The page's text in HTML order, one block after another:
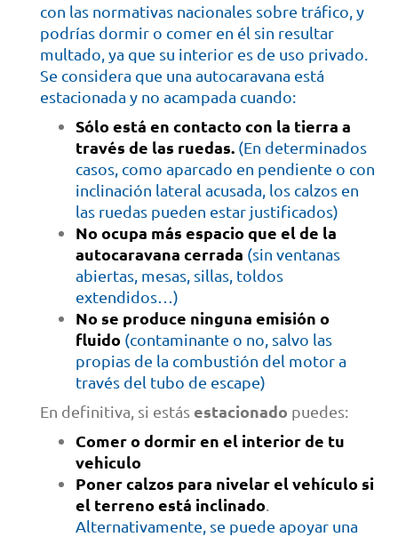
con las normativas nacionales sobre tráfico, y
podrías dormir o comer en él sin resultar
multado, ya que su interior es de uso privado.
Se considera que una autocaravana está
estacionada y no acampada cuando:
Sólo está en contacto con la tierra a
través de las ruedas. (En determinados
casos, como aparcado en pendiente o con
inclinación lateral acusada, los calzos en
las ruedas pueden estar justificados)
No ocupa más espacio que el de la
autocaravana cerrada (sin ventanas
abiertas, mesas, sillas, toldos
extendidos…)
No se produce ninguna emisión o
fluido (contaminante o no, salvo las
propias de la combustión del motor a
través del tubo de escape)
En definitiva, si estás estacionado puedes:
Comer o dormir en el interior de tu
vehiculo
Poner calzos para nivelar el vehículo si
el terreno está inclinado
Alternativamente, se puede apoyar una